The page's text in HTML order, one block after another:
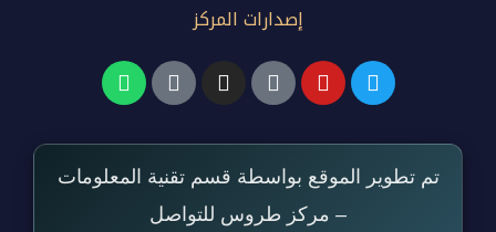
إصدارات المركز
تم تطوير الموقع بواسطة قسم تقنية المعلومات
– مركز طروس للتواصل